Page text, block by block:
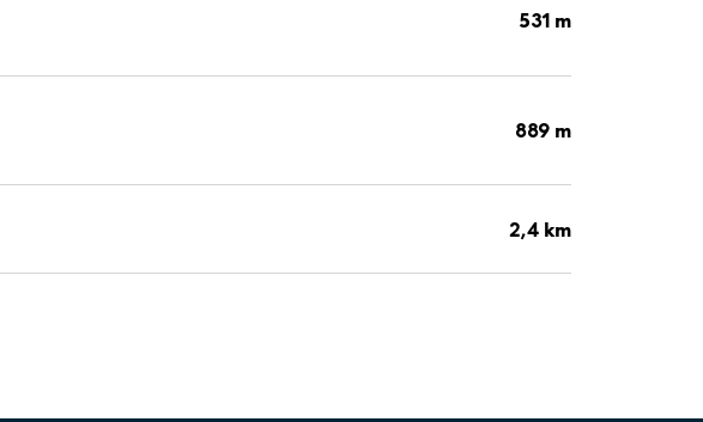
531 m
889 m
2,4 km